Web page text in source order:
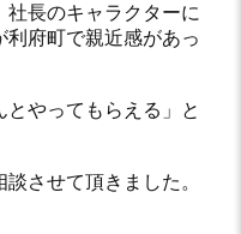
長のキャラクターに
利府町で親近感があっ
やってもらえる」と
させて頂きました。